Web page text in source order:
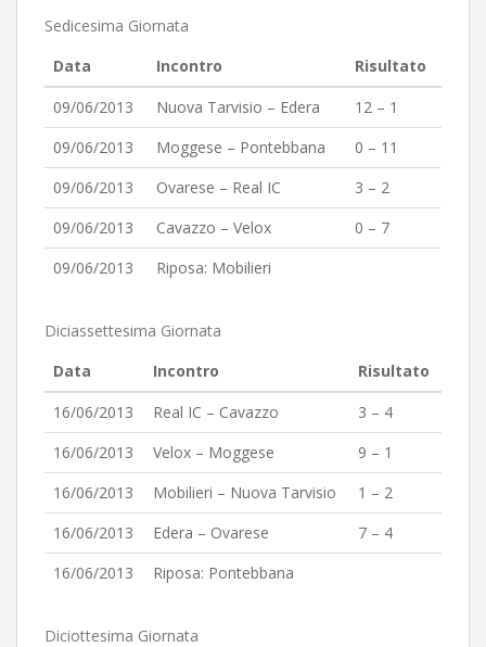
Sedicesima Giornata
Data
Incontro
Risultato
09/06/2013
Nuova Tarvisio – Edera
12 – 1
09/06/2013
Moggese – Pontebbana
0 – 11
09/06/2013
Ovarese – Real IC
3 – 2
09/06/2013
Cavazzo – Velox
0 – 7
09/06/2013
Riposa: Mobilieri
Diciassettesima Giornata
Data
Incontro
Risultato
16/06/2013
Real IC – Cavazzo
3 – 4
16/06/2013
Velox – Moggese
9 – 1
16/06/2013
Mobilieri – Nuova Tarvisio
1 – 2
16/06/2013
Edera – Ovarese
7 – 4
16/06/2013
Riposa: Pontebbana
Diciottesima Giornata